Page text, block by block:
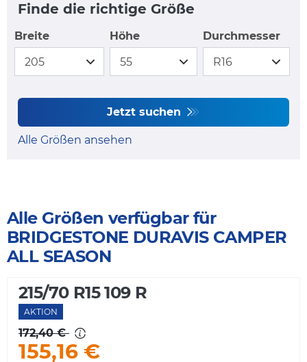
Finde die richtige Größe
Breite Höhe Durchmesser
Jetzt suchen
Alle Größen ansehen
Alle Größen verfügbar für
BRIDGESTONE DURAVIS CAMPER
ALL SEASON
215/70 R15 109 R
AKTION
172,40 €
155,16 €